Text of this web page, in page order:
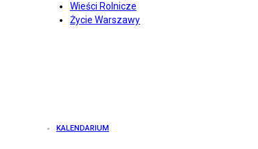
Wieści Rolnicze
Życie Warszawy
KALENDARIUM